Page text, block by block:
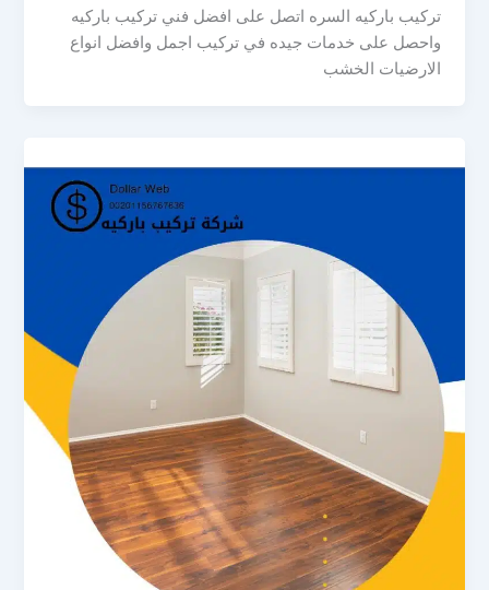
تركيب باركيه السره اتصل على افضل فني تركيب باركيه
واحصل على خدمات جيده في تركيب اجمل وافضل انواع
الارضيات الخشب